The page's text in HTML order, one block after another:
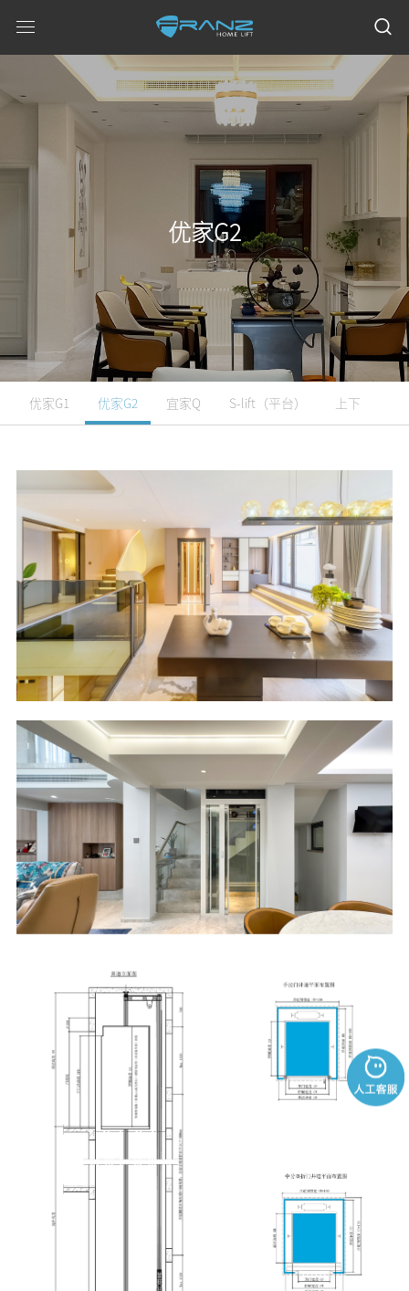
优家G2
优家G1 优家G2 宜家Q S-lift（平台） 上下